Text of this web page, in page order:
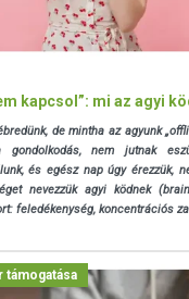
kapcsol”: mi az agyi
de mintha az agyunk
nem jutnak
és egész nap úgy érezzük,
nevezzük agyi ködnek
feledékenység, koncentrációs
támogatása